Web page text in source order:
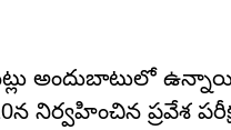
అందుబాటులో
నిర్వహించిన ప్రవేశ